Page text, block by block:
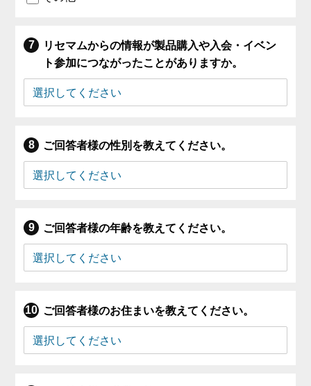
リセマムからの情報が製品購入や入会・イベン
ト参加につながったことがありますか。
ご回答者様の性別を教えてください。
ご回答者様の年齢を教えてください。
ご回答者様のお住まいを教えてください。